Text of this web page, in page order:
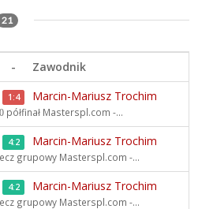
21
-
Zawodnik
1:4 Marcin-Mariusz Trochim
półfinał Masterspl.com -...
4:2 Marcin-Mariusz Trochim
grupowy Masterspl.com -...
4:2 Marcin-Mariusz Trochim
grupowy Masterspl.com -...